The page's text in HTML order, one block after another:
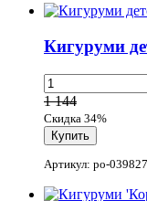
Кигуруми
1 144
Скидка 34%
Артикул: po-039827